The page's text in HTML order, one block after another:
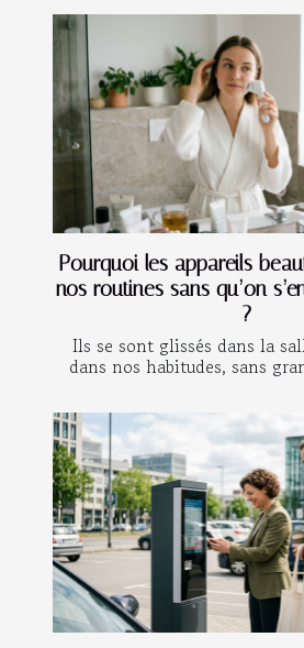
Pourquoi les appareils
nos routines sans qu’on
?
Ils se sont glissés dans la
dans nos habitudes, sans